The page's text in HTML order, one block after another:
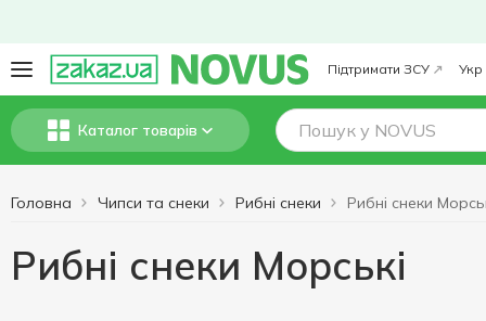
Підтримати ЗСУ Укр
Каталог товарів
Головна Чипси та снеки Рибні снеки Рибні снеки
Рибні снеки Морські